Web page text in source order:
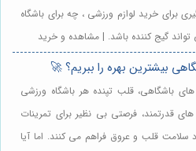
برای خرید لوازم ورزشی ، چه برای باشگاه
گیج کننده باشد. | مشاهده و خرید
بیشترین بهره را ببریم؟ 🚀
باشگاهی، قلب تپنده هر باشگاه ورزشی
قدرتمند، فرصتی بی نظیر برای تمرینات
سلامت قلب و عروق فراهم می کنند. اما آیا